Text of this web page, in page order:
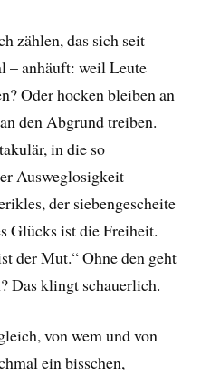
zählen, das sich seit
– anhäuft: weil Leute
Oder hocken bleiben an
den Abgrund treiben.
in die so
Ausweglosigkeit
der siebengescheite
Glücks ist die Freiheit.
der Mut.“ Ohne den geht
Das klingt schauerlich.
von wem und von
ein bisschen,